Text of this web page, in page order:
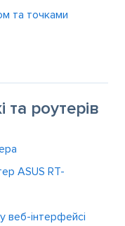
та точками
роутерів
ASUS RT-
веб-інтерфейсі